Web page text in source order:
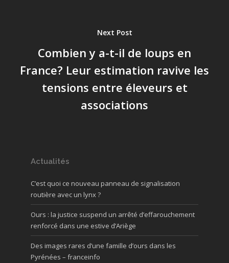
Next Post
Combien y a-t-il de loups en
France? Leur estimation ravive les
tensions entre éleveurs et
associations
Actualités
C’est quoi ce nouveau panneau de signalisation
routière avec un lynx ?
Ours : la justice suspend un arrêté d’effarouchement
renforcé dans une estive d’Ariège
Des images rares d’une famille d’ours dans les
Pyrénées – franceinfo